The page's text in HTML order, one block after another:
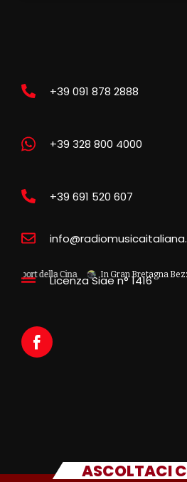
Cina In Gran Bretagna Bezzecchi
+39 091 878 2888
+39 328 800 4000
+39 691 520 607
Licenza Siae n° 1416
ASCOLTACI